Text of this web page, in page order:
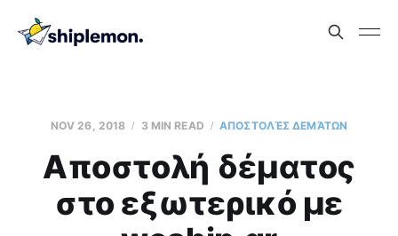
NOV 26, 2018 3 MIN READ AΠΟΣΤΟΛΈΣ ΔΕΜΆΤΩΝ
Aποστολή δέματος
στο εξωτερικό με